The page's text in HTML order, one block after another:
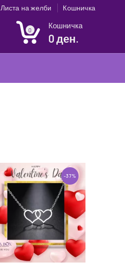
Листа на желби Кошничка
0
Кошничка
0 ден.
-37%